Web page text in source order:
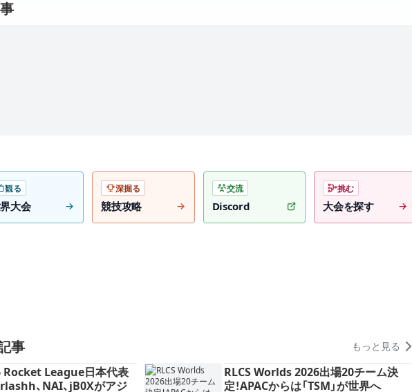
観る
大会
深掘る
競技攻略
交流
Discord
挑む
大会を探す
事 もっと見る
Rocket League日本代表
、NAI、jB0Xがアジ
RLCS Worlds 2026出場20チーム決
定！APACからは「TSM」が世界へ